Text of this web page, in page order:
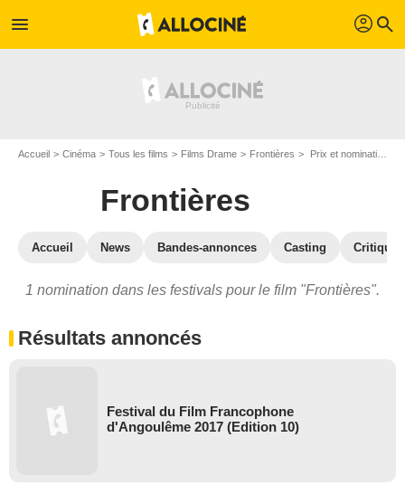
menu profil search
Accueil Cinéma Tous les films Films Drame Frontières Prix et nominations pour Frontières
Frontières
Accueil News Bandes-annonces Casting
1 nomination dans les festivals pour le film "Frontières".
Résultats annoncés
Festival du Film Francophone
d'Angoulême 2017 (Edition 10)